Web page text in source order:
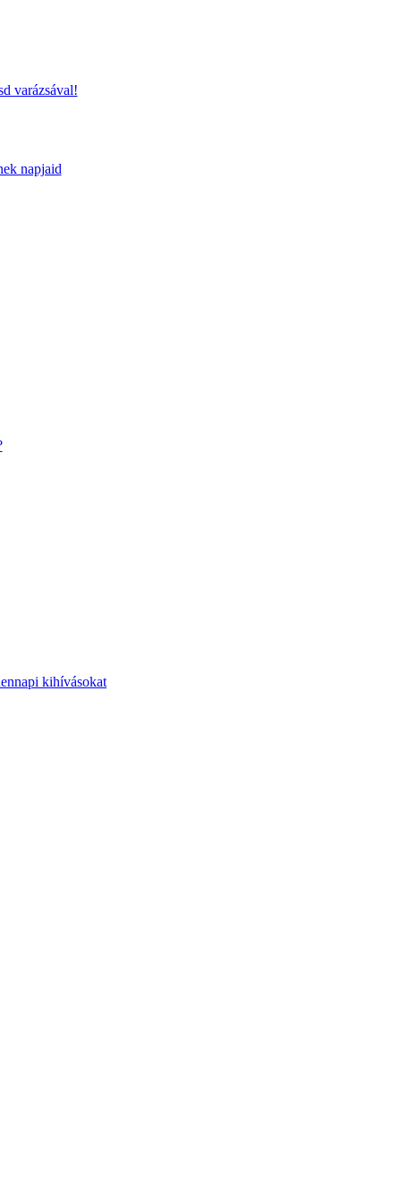
varázsával!
napjaid
kihívásokat